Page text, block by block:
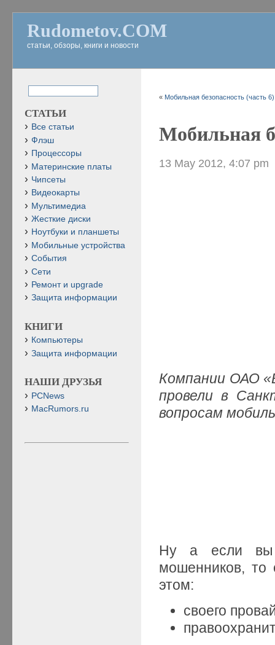
Rudometov.COM
статьи, обзоры, книги и новости
« Мобильная безопасность (часть 6)
Мобильная
13 May 2012, 4:07 pm
Компании ОАО
провели в
вопросам
Ну а если вы
мошенников, то
этом:
своего
СТАТЬИ
Все статьи
Флэш
Процессоры
Материнские платы
Чипсеты
Видеокарты
Мультимедиа
Жесткие диски
Ноутбуки и планшеты
Мобильные устройства
События
Сети
Ремонт и upgrade
Защита информации
КНИГИ
Компьютеры
Защита информации
НАШИ ДРУЗЬЯ
PCNews
MacRumors.ru